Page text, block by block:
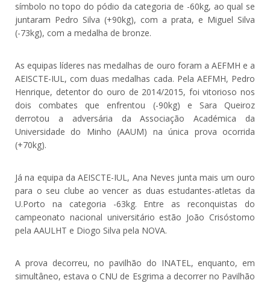
símbolo no topo do pódio da categoria de -60kg, ao qual se
juntaram Pedro Silva (+90kg), com a prata, e Miguel Silva
(-73kg), com a medalha de bronze.
As equipas líderes nas medalhas de ouro foram a AEFMH e a
AEISCTE-IUL, com duas medalhas cada. Pela AEFMH, Pedro
Henrique, detentor do ouro de 2014/2015, foi vitorioso nos
dois combates que enfrentou (-90kg) e Sara Queiroz
derrotou a adversária da Associação Académica da
Universidade do Minho (AAUM) na única prova ocorrida
(+70kg).
Já na equipa da AEISCTE-IUL, Ana Neves junta mais um ouro
para o seu clube ao vencer as duas estudantes-atletas da
U.Porto na categoria -63kg. Entre as reconquistas do
campeonato nacional universitário estão João Crisóstomo
pela AAULHT e Diogo Silva pela NOVA.
A prova decorreu, no pavilhão do INATEL, enquanto, em
simultâneo, estava o CNU de Esgrima a decorrer no Pavilhão